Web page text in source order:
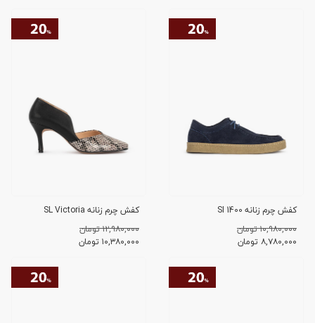
کفش چرم زنانه SI 1400
۱۰,۹۸۰,۰۰۰ تومان
۸,۷۸۰,۰۰۰ تومان
کفش چرم زنانه SL Victoria
۱۲,۹۸۰,۰۰۰ تومان
۱۰,۳۸۰,۰۰۰ تومان